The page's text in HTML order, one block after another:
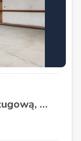
Budynek mieszkalny z częścią usługową, pod warszta